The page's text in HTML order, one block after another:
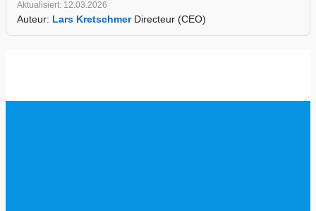
Aktualisiert: 12.03.2026
Auteur: Lars KretschmerDirecteur (CEO)